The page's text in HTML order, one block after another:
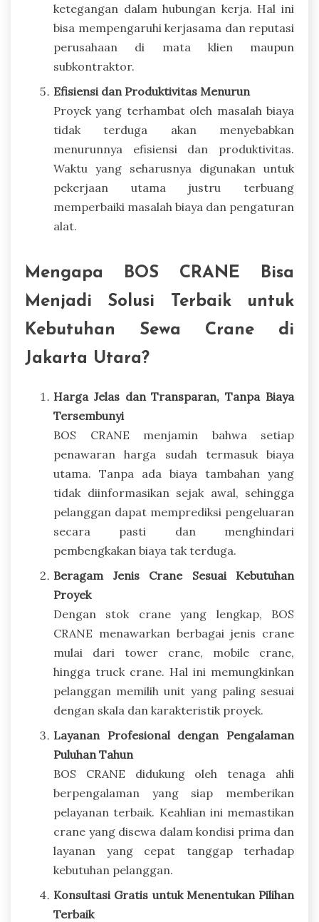
ketegangan dalam hubungan kerja. Hal ini
bisa mempengaruhi kerjasama dan reputasi
perusahaan di mata klien maupun
subkontraktor.
Efisiensi dan Produktivitas Menurun
Proyek yang terhambat oleh masalah biaya
tidak terduga akan menyebabkan
menurunnya efisiensi dan produktivitas.
Waktu yang seharusnya digunakan untuk
pekerjaan utama justru terbuang
memperbaiki masalah biaya dan pengaturan
alat.
Mengapa BOS CRANE Bisa
Menjadi Solusi Terbaik untuk
Kebutuhan Sewa Crane di
Jakarta Utara?
Harga Jelas dan Transparan, Tanpa Biaya
Tersembunyi
BOS CRANE menjamin bahwa setiap
penawaran harga sudah termasuk biaya
utama. Tanpa ada biaya tambahan yang
tidak diinformasikan sejak awal, sehingga
pelanggan dapat memprediksi pengeluaran
secara pasti dan menghindari
pembengkakan biaya tak terduga.
Beragam Jenis Crane Sesuai Kebutuhan
Proyek
Dengan stok crane yang lengkap, BOS
CRANE menawarkan berbagai jenis crane
mulai dari tower crane, mobile crane,
hingga truck crane. Hal ini memungkinkan
pelanggan memilih unit yang paling sesuai
dengan skala dan karakteristik proyek.
Layanan Profesional dengan Pengalaman
Puluhan Tahun
BOS CRANE didukung oleh tenaga ahli
berpengalaman yang siap memberikan
pelayanan terbaik. Keahlian ini memastikan
crane yang disewa dalam kondisi prima dan
layanan yang cepat tanggap terhadap
kebutuhan pelanggan.
Konsultasi Gratis untuk Menentukan Pilihan
Terbaik